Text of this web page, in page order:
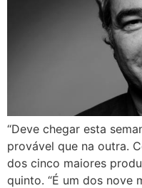
“Deve chegar esta
provável que na outra.
dos cinco maiores
quinto. “É um dos